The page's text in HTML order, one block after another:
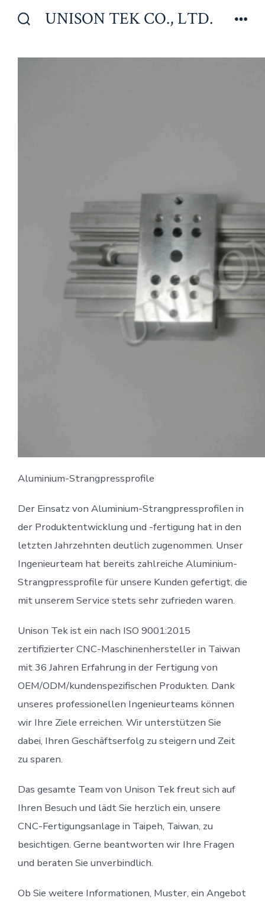
Inhalt
UNISON TEK CO., LTD.
Aluminium-Strangpressprofile
Der Einsatz von Aluminium-Strangpressprofilen in
der Produktentwicklung und -fertigung hat in den
letzten Jahrzehnten deutlich zugenommen. Unser
Ingenieurteam hat bereits zahlreiche Aluminium-
Strangpressprofile für unsere Kunden gefertigt, die
mit unserem Service stets sehr zufrieden waren.
Unison Tek ist ein nach ISO 9001:2015
zertifizierter CNC-Maschinenhersteller in Taiwan
mit 36 ​​Jahren Erfahrung in der Fertigung von
OEM/ODM/kundenspezifischen Produkten. Dank
unseres professionellen Ingenieurteams können
wir Ihre Ziele erreichen. Wir unterstützen Sie
dabei, Ihren Geschäftserfolg zu steigern und Zeit
zu sparen.
Das gesamte Team von Unison Tek freut sich auf
Ihren Besuch und lädt Sie herzlich ein, unsere
CNC-Fertigungsanlage in Taipeh, Taiwan, zu
besichtigen. Gerne beantworten wir Ihre Fragen
und beraten Sie unverbindlich.
Ob Sie weitere Informationen, Muster, ein Angebot